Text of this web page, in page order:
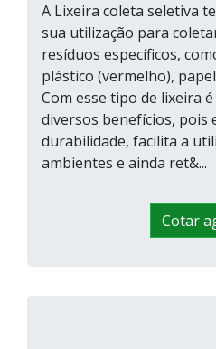
A Lixeira coleta seletiva
sua utilização para
resíduos específicos,
plástico (vermelho),
Com esse tipo de lixeira
diversos benefícios, pois
durabilidade, facilita a
ambientes e ainda ret&...
Cotar